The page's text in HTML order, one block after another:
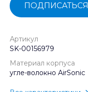
ПОДПИСАТЬСЯ
Артикул
SK-00156979
Материал корпуса
угле-волокно AirSonic